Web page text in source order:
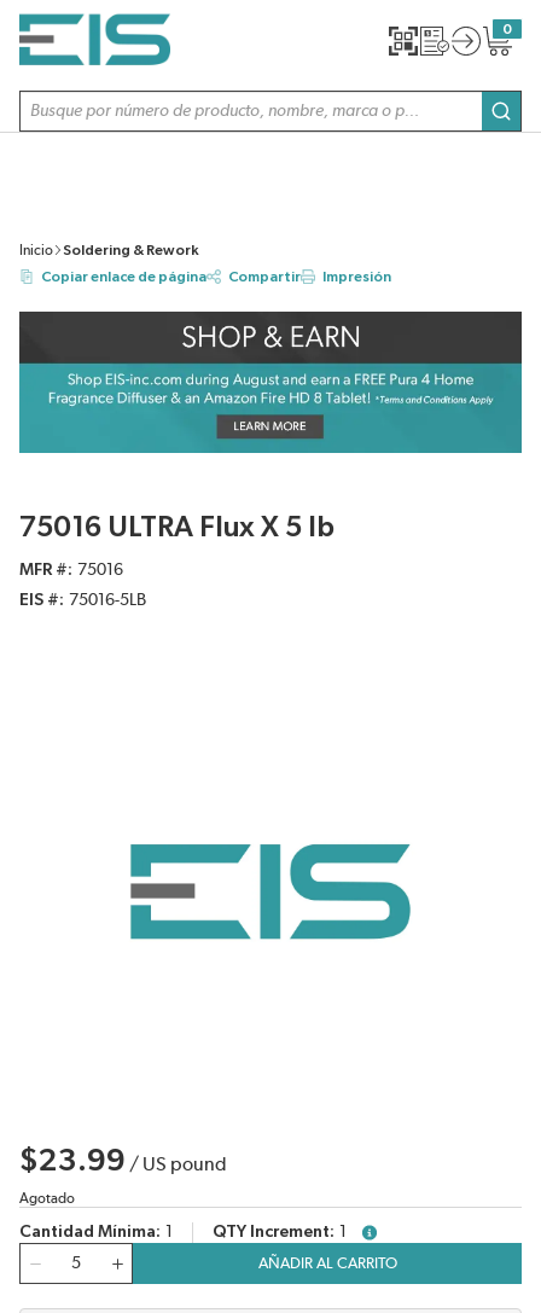
SALTAR AL CONTENIDO PRINCIPAL
Búsqueda de sitio
0
{0}
Inicio
Soldering & Rework
Copiar enlace de página
Compartir Impresión
75016 ULTRA Flux X 5 lb
MFR #
75016
EIS #
75016-5LB
$23.99 / US pound
Agotado
Cantidad Mínima QTY Increment
more info
Cantidad
AÑADIR AL CARRITO